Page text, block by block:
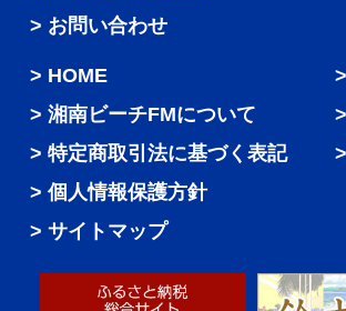
> お問い合わせ
HOME
湘南ビーチFMについて
特定商取引法に基づく表記
個人情報保護方針
サイトマップ